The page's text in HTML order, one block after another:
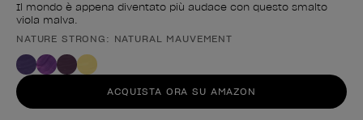
Il mondo è appena diventato più audace con questo smalto
viola malva.
Forma del prodotto
NATURE STRONG: NATURAL MAUVEMENT
ACQUISTA ORA SU AMAZON